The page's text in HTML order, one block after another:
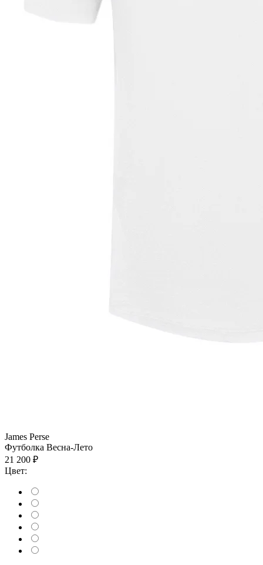
James Perse
Футболка Весна-Лето
21 200 ₽
Цвет: